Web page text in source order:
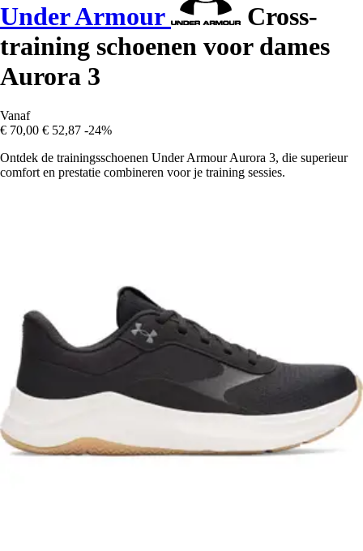
Under Armour
Cross-
training schoenen voor dames
Aurora 3
Vanaf
€ 70,00 € 52,87 -24%
Ontdek de trainingsschoenen Under Armour Aurora 3, die superieur
comfort en prestatie combineren voor je training sessies.